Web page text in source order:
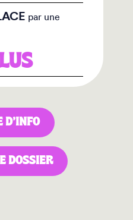
par une
D’INFO
DOSSIER